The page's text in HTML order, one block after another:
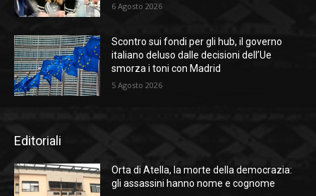
6 Agosto 2026
Scontro sui fondi per gli hub, il governo
italiano deluso dalle decisioni dell’Ue
smorza i toni con Madrid
5 Agosto 2026
Editoriali
Orta di Atella, la morte della democrazia:
gli assassini hanno nome e cognome